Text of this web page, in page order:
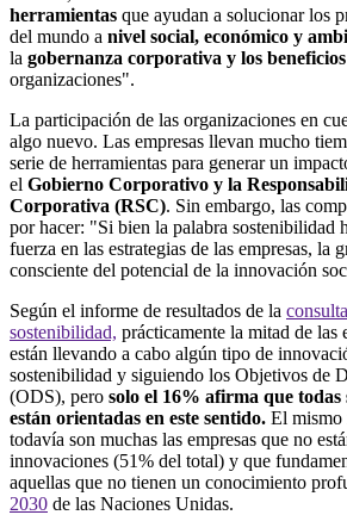
herramientas que ayudan a solucionar los
del mundo a nivel social, económico y
la gobernanza corporativa y los
organizaciones".
La participación de las organizaciones en
algo nuevo. Las empresas llevan mucho
serie de herramientas para generar un
el Gobierno Corporativo y la
Corporativa (RSC). Sin embargo, las
por hacer: "Si bien la palabra sostenibilidad
fuerza en las estrategias de las empresas, la
consciente del potencial de la innovación
Según el informe de resultados de la
sostenibilidad, prácticamente la mitad de las
están llevando a cabo algún tipo de
sostenibilidad y siguiendo los Objetivos de
(ODS), pero solo el 16% afirma que todas
están orientadas en este sentido. El mismo
todavía son muchas las empresas que no
innovaciones (51% del total) y que
aquellas que no tienen un conocimiento
2030 de las Naciones Unidas.